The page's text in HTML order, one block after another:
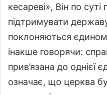
кесареві», Він по
підтримувати
поклоняються
інакше говорячи:
прив’язана до однієї
означає, що церква